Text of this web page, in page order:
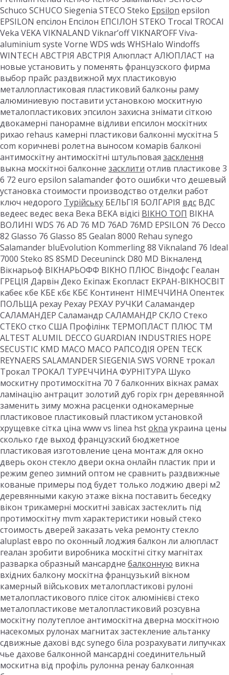
Schuco SCHUCO Siegenia STECO Steko Epsilon epsilon
EPSILON епсілон Епсілон ЕПСІЛОН STEKO Trocal TROCAl
Veka VEKA VIKNALAND Viknar’off VIKNAR’OFF Viva-
aluminium syste Vorne WDS wds WHSHalo Windoffs
WINTECH АВСТРІЯ АВСТРІЯ Алюпласт АЛЮПЛАСТ на
новые установить у поменять французского фирма
выбор прайс раздвижной мух пластиковую
металлопластиковая пластиковий балконы раму
алюминиевую поставити установкою москитную
металопластикових эпсилон захисна знімати сіткою
двокамерні панорамне відливи епсилон москітних
рихао rehaus камерні пластикови балконні мускітна 5
com коричневі ролетна выносом комарів балконі
антимоскітну антимоскітні штульповая засклення
выкна москітної балконне засклити отлив пластикове 3
6 72 euro epsilon salamander фото ошибки что дешевый
установка стоимости производство отделки работ
ключ недорого Турійську БЕЛЬГІЯ БОЛГАРІЯ вдс ВДС
ведеес ведес века Века ВЕКА відісі ВІКНО ТОП ВІКНА
ВОЛИНІ WDS 76 AD 76 MD 76AD 76MD EPSILON 76 Decco
82 Glasso 76 Glasso 85 Gealan 8000 Rehau synego
Salamander bluEvolution Kommerling 88 Viknaland 76 Ideal
7000 Steko 8S 8SMD Deceuninck D80 MD Вікналенд
Вікнарьоф ВІКНАРЬОФФ ВІКНО ПЛЮС Віндофс Геалан
ГРЕЦІЯ Дарвін Деко Екіпаж Екопласт ЕКРАН-ВІКНОСВІТ
кабеє кбе КБЕ кбє КБЄ Континент НІМЕЧЧИНА Опентек
ПОЛЬЩА рехау Рехау РЕХАУ РУЧКИ Саламандер
САЛАМАНДЕР Саламандр САЛАМАНДР СКЛО Стеко
СТЕКО стко США Профілінк ТЕРМОПЛАСТ ПЛЮС ТМ
ALTEST ALUMIL DECCO GUARDIAN INDUSTRIES HOPE
SECUSTIC KMD MACO MACO РАПСОДІЯ OPEN TECK
REYNAERS SALAMANDER SIEGENIA SWS VORNE трокал
Трокал ТРОКАЛ ТУРЕЧЧИНА ФУРНІТУРА Шуко
москитну протимоскітна 70 7 балконних вікнах рамах
ламінацію антрацит золотий дуб горіх грн деревянной
заменить зиму можна расценки однокамерные
пластиковое пластиковый пластиком установкой
хрущевке сітка ціна www vs linea hstokna украина цены
сколько где выход французский бюджетное
пластиковая изготовление цена монтаж для окно
дверь окон стекло двери окна онлайн пластик при и
режим geneo зимний оптом не сравнить раздвижные
кованые примеры под будет только лоджию двері м2
деревянными какую этаже вікна поставить беседку
вікон трикамерні москитні завісах застеклить під
протимоскітну mvm характеристики новый стеко
стоимость дверей заказать veka ремонту стекло
aluplast евро по оконный лоджия балкон ли алюпласт
геалан зробити виробника москітні сітку магнітах
разварка образный мансардне балконную викна
вхідних балкону москітна французький вікном
камерный військових металопластикові рулоні
металопластикового плісе сіток алюмінієві стеко
металопластикове металопластиковий розсувна
москітну полутеплое антимоскітна дверна москітною
насекомых рулонах магнитах застекление альтанку
сдвижные дахові вдс synego біла розрахувати липучках
чье дахове балконной мансардні соединительный
москитна від профіль рулонна ренау балконная